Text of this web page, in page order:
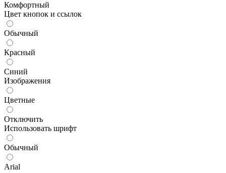
Комфортный
Цвет кнопок и ссылок
Обычный
Красный
Синий
Изображения
Цветные
Отключить
Использовать шрифт
Обычный
Arial